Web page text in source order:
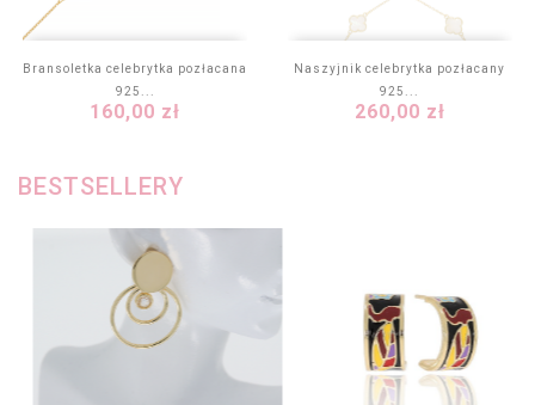
Bransoletka celebrytka pozłacana
925...
Cena
160,00 zł
Naszyjnik celebrytka pozłacany
925...
Cena
260,00 zł
BESTSELLERY